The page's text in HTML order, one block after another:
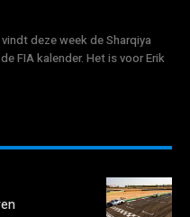
deze week de Sharqiya
FIA kalender. Het is voor Erik